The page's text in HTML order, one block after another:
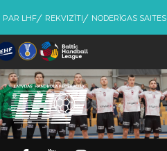
PAR LHF REKVIZĪTI NODERĪGAS SAITES